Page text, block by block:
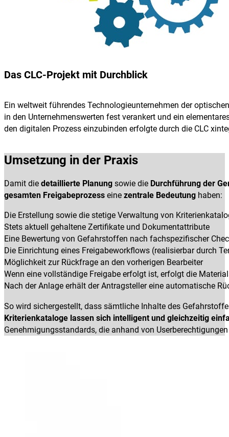
Das CLC-Projekt mit Durchblick
Ein weltweit führendes Technologieunternehmen der
in den Unternehmenswerten fest verankert und ein
den digitalen Prozess einzubinden erfolgte durch die CLC
Umsetzung in der Praxis
Damit die detaillierte Planung sowie die Durchführung der
gesamten Freigabeprozess eine zentrale Bedeutung haben:
Die Erstellung sowie die stetige Verwaltung von
Stets aktuell gehaltene Zertifikate und Dokumentattribute
Eine Bewertung von Gefahrstoffen nach fachspezifischer
Die Einrichtung eines Freigabeworkflows (realisierbar durch
Möglichkeit zur Rückfrage an den vorherigen Bearbeiter
Wenn eine vollständige Freigabe erfolgt ist, erfolgt die
Nach der Anlage erhält der Antragsteller eine automatische
So wird sichergestellt, dass sämtliche Inhalte des
Kriterienkataloge lassen sich intelligent und gleichzeitig
Genehmigungsstandards, die anhand von